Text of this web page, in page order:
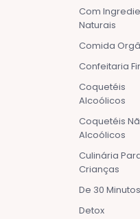
Com
Naturais
Comida
Confeitaria
Coquetéis
Alcoólicos
Coquetéis
Alcoólicos
Culinária
Crianças
De 30 Minutos
Detox